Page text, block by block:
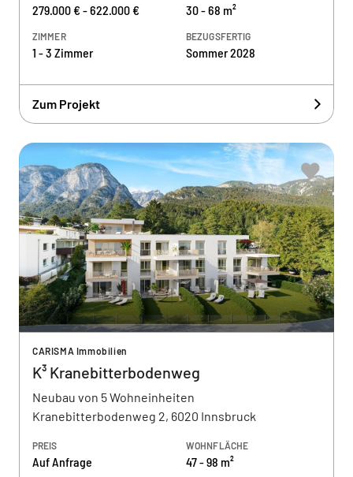
279.000 € - 622.000 € 30 - 68 m²
ZIMMER
1 - 3 Zimmer
BEZUGSFERTIG
Sommer 2028
Zum Projekt
CARISMA Immobilien
K³ Kranebitterbodenweg
Neubau von 5 Wohneinheiten
Kranebitterbodenweg 2, 6020 Innsbruck
PREIS
Auf Anfrage
WOHNFLÄCHE
47 - 98 m²